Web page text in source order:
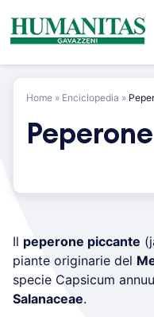
content
Home » Enciclopedia »
Il peperone piccante
piante originarie del
specie Capsicum
Salanaceae.